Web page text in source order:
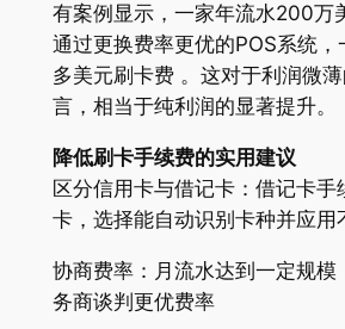
有案例显示，一家年流水200万
通过更换费率更优的POS系统
多美元刷卡费 。这对于利润微
言，相当于纯利润的显著提升。
降低刷卡手续费的实用建议
区分信用卡与借记卡：借记卡手
卡，选择能自动识别卡种并应用
协商费率：月流水达到一定规模
务商谈判更优费率